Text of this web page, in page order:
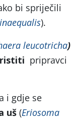
bi spriječili
).
leucotricha)
pripravci
i gdje se
uš (Eriosoma